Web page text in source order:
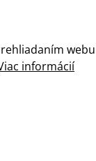
webu
informácií